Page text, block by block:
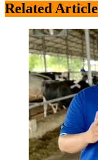
Related